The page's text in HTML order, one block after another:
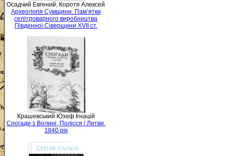
Осадчий Евгений, Коротя Алексей
Археологія Сумщини. Пам’ятки
селітроварного виробництва
Південної Сіверщини XVII ст.
Крашевський Юзеф Ігнацій
Спогади з Волині, Полісся і Литви.
1840 рік